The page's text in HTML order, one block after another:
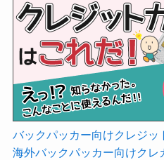
バックパッカー向けクレジッ
海外バックパッカー向けクレ